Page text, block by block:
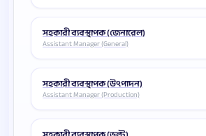
সহকারী ব্যবস্থাপক (জেনারেল)
Assistant Manager (General)
সহকারী ব্যবস্থাপক (উৎপাদন)
Assistant Manager (Production)